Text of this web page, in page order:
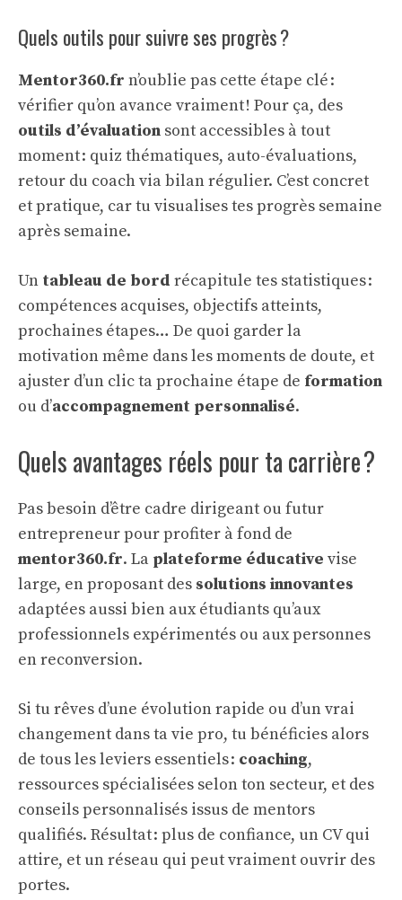
Quels outils pour suivre ses progrès ?
Mentor360.fr n’oublie pas cette étape clé :
vérifier qu’on avance vraiment ! Pour ça, des
outils d’évaluation sont accessibles à tout
moment : quiz thématiques, auto-évaluations,
retour du coach via bilan régulier. C’est concret
et pratique, car tu visualises tes progrès semaine
après semaine.
Un tableau de bord récapitule tes statistiques :
compétences acquises, objectifs atteints,
prochaines étapes… De quoi garder la
motivation même dans les moments de doute, et
ajuster d’un clic ta prochaine étape de formation
ou d’accompagnement personnalisé.
Quels avantages réels pour ta carrière ?
Pas besoin d’être cadre dirigeant ou futur
entrepreneur pour profiter à fond de
mentor360.fr. La plateforme éducative vise
large, en proposant des solutions innovantes
adaptées aussi bien aux étudiants qu’aux
professionnels expérimentés ou aux personnes
en reconversion.
Si tu rêves d’une évolution rapide ou d’un vrai
changement dans ta vie pro, tu bénéficies alors
de tous les leviers essentiels : coaching,
ressources spécialisées selon ton secteur, et des
conseils personnalisés issus de mentors
qualifiés. Résultat : plus de confiance, un CV qui
attire, et un réseau qui peut vraiment ouvrir des
portes.